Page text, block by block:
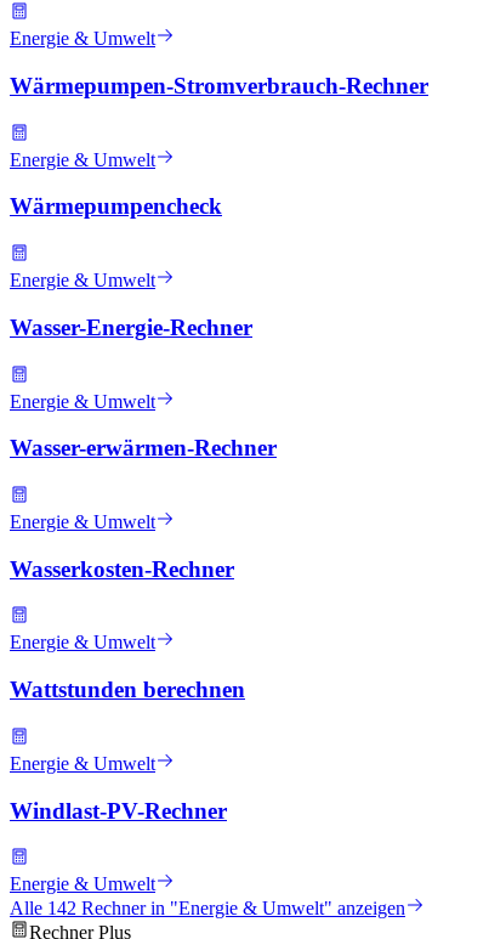
Energie & Umwelt
Wärmepumpen-Stromverbrauch-Rechner
Energie & Umwelt
Wärmepumpencheck
Energie & Umwelt
Wasser-Energie-Rechner
Energie & Umwelt
Wasser-erwärmen-Rechner
Energie & Umwelt
Wasserkosten-Rechner
Energie & Umwelt
Wattstunden berechnen
Energie & Umwelt
Windlast-PV-Rechner
Energie & Umwelt
Alle 142 Rechner in "Energie & Umwelt" anzeigen
Rechner Plus